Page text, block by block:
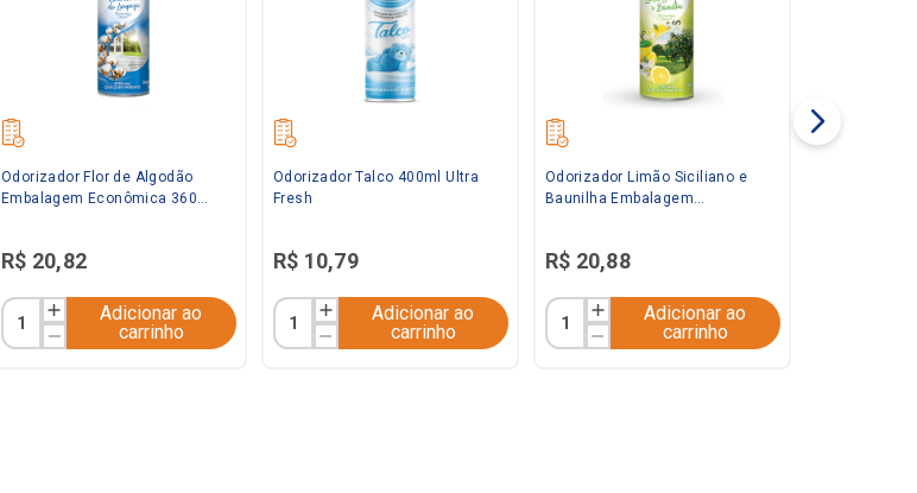
Odorizador Flor de Algodão
Embalagem Econômica 360ml
R$ 20,82
Adicionar ao
carrinho
Odorizador Talco 400ml Ultra
Fresh
R$ 10,79
Adicionar ao
carrinho
Odorizador Limão Siciliano e
Baunilha Embalagem
R$ 20,88
Adicionar ao
carrinho